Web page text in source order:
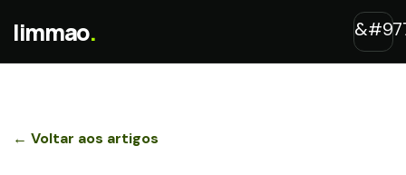
limmao.
← Voltar aos artigos